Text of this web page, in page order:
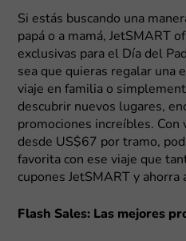
Si estás buscando una
papá o a mamá, JetSMART
exclusivas para el Día del
sea que quieras regalar una
viaje en familia o
descubrir nuevos lugares,
promociones increíbles. Con
desde US$67 por tramo,
favorita con ese viaje que
cupones JetSMART y ahorra
Flash Sales: Las mejores